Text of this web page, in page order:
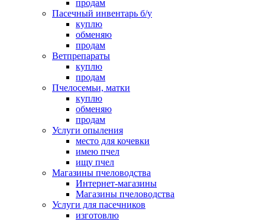
продам
Пасечный инвентарь б/у
куплю
обменяю
продам
Ветпрепараты
куплю
продам
Пчелосемьи, матки
куплю
обменяю
продам
Услуги опыления
место для кочевки
имею пчел
ищу пчел
Магазины пчеловодства
Интернет-магазины
Магазины пчеловодства
Услуги для пасечников
изготовлю